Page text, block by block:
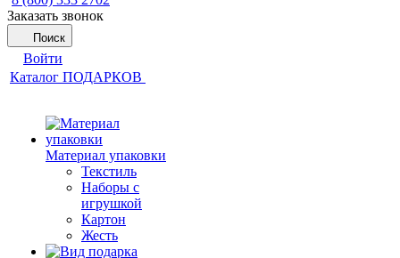
Заказать звонок
Поиск
Войти
Каталог ПОДАРКОВ
Материал упаковки
Текстиль
Наборы с
игрушкой
Картон
Жесть